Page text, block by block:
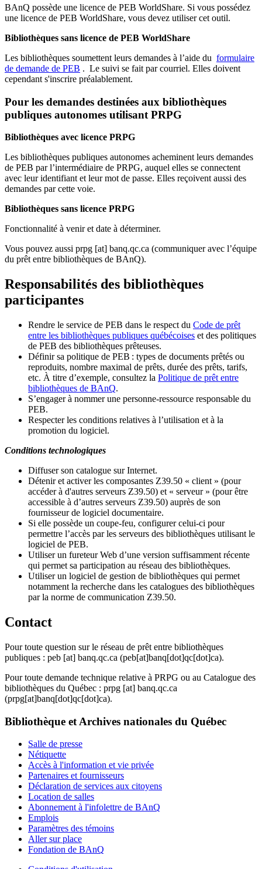
BAnQ possède une licence de PEB WorldShare. Si vous possédez
une licence de PEB WorldShare, vous devez utiliser cet outil.
Bibliothèques sans licence de PEB WorldShare
Les bibliothèques soumettent leurs demandes à l’aide du formulaire
de demande de PEB . Le suivi se fait par courriel. Elles doivent
cependant s'inscrire préalablement.
Pour les demandes destinées aux bibliothèques
publiques autonomes utilisant PRPG
Bibliothèques avec licence PRPG
Les bibliothèques publiques autonomes acheminent leurs demandes
de PEB par l’intermédiaire de PRPG, auquel elles se connectent
avec leur identifiant et leur mot de passe. Elles reçoivent aussi des
demandes par cette voie.
Bibliothèques sans licence PRPG
Fonctionnalité à venir et date à déterminer.
Vous pouvez aussi prpg [at] banq.qc.ca (communiquer avec l’équipe
du prêt entre bibliothèques de BAnQ).
Responsabilités des bibliothèques
participantes
Rendre le service de PEB dans le respect du Code de prêt
entre les bibliothèques publiques québécoises et des politiques
de PEB des bibliothèques prêteuses.
Définir sa politique de PEB : types de documents prêtés ou
reproduits, nombre maximal de prêts, durée des prêts, tarifs,
etc. À titre d’exemple, consultez la Politique de prêt entre
bibliothèques de BAnQ.
S’engager à nommer une personne-ressource responsable du
PEB.
Respecter les conditions relatives à l’utilisation et à la
promotion du logiciel.
Conditions technologiques
Diffuser son catalogue sur Internet.
Détenir et activer les composantes Z39.50 « client » (pour
accéder à d'autres serveurs Z39.50) et « serveur » (pour être
accessible à d’autres serveurs Z39.50) auprès de son
fournisseur de logiciel documentaire.
Si elle possède un coupe-feu, configurer celui-ci pour
permettre l’accès par les serveurs des bibliothèques utilisant le
logiciel de PEB.
Utiliser un fureteur Web d’une version suffisamment récente
qui permet sa participation au réseau des bibliothèques.
Utiliser un logiciel de gestion de bibliothèques qui permet
notamment la recherche dans les catalogues des bibliothèques
par la norme de communication Z39.50.
Contact
Pour toute question sur le réseau de prêt entre bibliothèques
publiques : peb [at] banq.qc.ca (peb[at]banq[dot]qc[dot]ca).
Pour toute demande technique relative à PRPG ou au Catalogue des
bibliothèques du Québec : prpg [at] banq.qc.ca
(prpg[at]banq[dot]qc[dot]ca).
Bibliothèque et Archives nationales du Québec
Salle de presse
Nétiquette
Accès à l'information et vie privée
Partenaires et fournisseurs
Déclaration de services aux citoyens
Location de salles
Abonnement à l'infolettre de BAnQ
Emplois
Paramètres des témoins
Aller sur place
Fondation de BAnQ